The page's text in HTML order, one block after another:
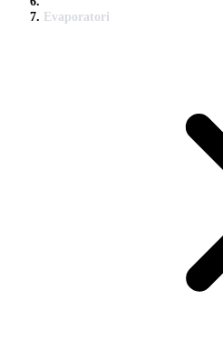
Evaporatori